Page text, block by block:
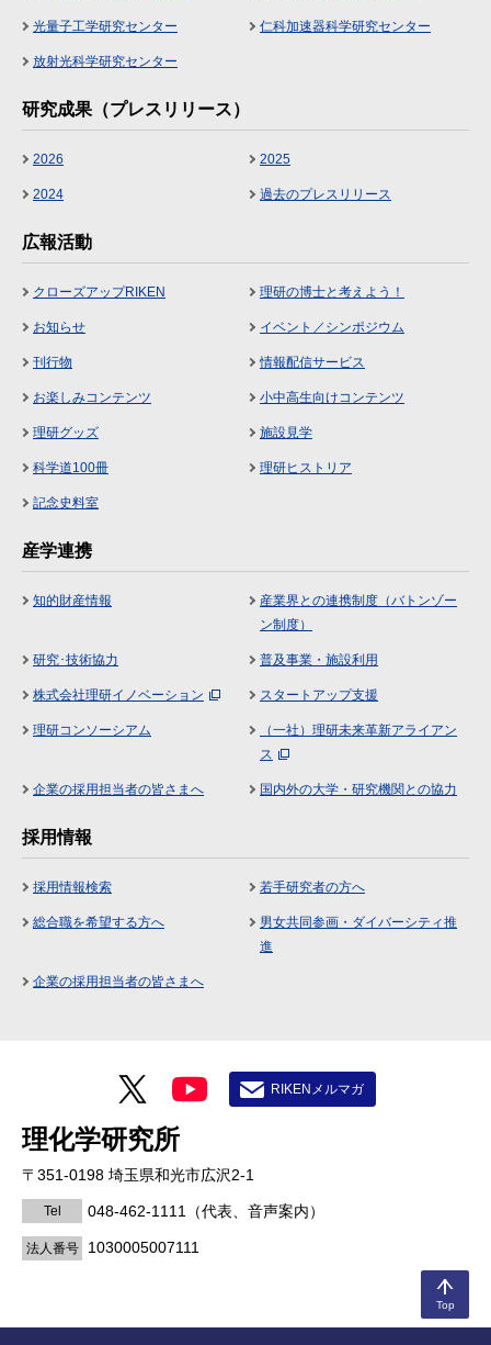
Top
光量子工学研究センター 仁科加速器科学研究センター
放射光科学研究センター
研究成果（プレスリリース）
2026 2025
2024 過去のプレスリリース
広報活動
クローズアップRIKEN 理研の博士と考えよう！
お知らせ イベント／シンポジウム
刊行物 情報配信サービス
お楽しみコンテンツ 小中高生向けコンテンツ
理研グッズ 施設見学
科学道100冊 理研ヒストリア
記念史料室
産学連携
知的財産情報
産業界との連携制度（バトンゾー
ン制度）
研究･技術協力 普及事業・施設利用
株式会社理研イノベーション スタートアップ支援
理研コンソーシアム
（一社）理研未来革新アライアン
ス
企業の採用担当者の皆さまへ 国内外の大学・研究機関との協力
採用情報
採用情報検索 若手研究者の方へ
総合職を希望する方へ
男女共同参画・ダイバーシティ推
進
企業の採用担当者の皆さまへ
理化学研究所
〒351-0198 埼玉県和光市広沢2-1
Tel 048-462-1111 （代表、音声案内）
法人番号 1030005007111
RIKENメルマガ